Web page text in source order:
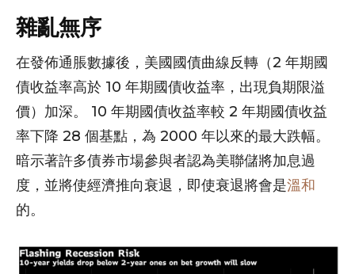
雜亂無序
在發佈通脹數據後，美國國債曲線反轉（2 年期國
債收益率高於 10 年期國債收益率，出現負期限溢
價）加深。 10 年期國債收益率較 2 年期國債收益
率下降 28 個基點，為 2000 年以來的最大跌幅。
暗示著許多債券市場參與者認為美聯儲將加息過
度，並將使經濟推向衰退，即使衰退將會是溫和
的。